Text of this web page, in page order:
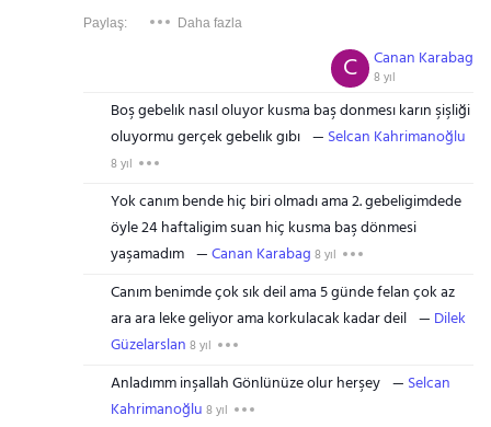
Paylaş: Daha fazla
Canan Karabag
8 yıl
C
Boş gebelık nasıl oluyor kusma baş donmesı karın şişliği
oluyormu gerçek gebelık gıbı
Selcan Kahrimanoğlu
8 yıl
Yok canım bende hiç biri olmadı ama 2. gebeligimdede
öyle 24 haftaligim suan hiç kusma baş dönmesi
yaşamadım
Canan Karabag 8 yıl
Canım benimde çok sık deil ama 5 günde felan çok az
ara ara leke geliyor ama korkulacak kadar deil
Dilek
Güzelarslan 8 yıl
Anladımm inşallah Gönlünüze olur herşey
Selcan
Kahrimanoğlu 8 yıl